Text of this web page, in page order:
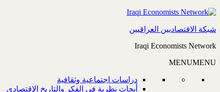
شبكة الاقتصاديين العراقيين
Iraqi Economists Network
MENUMENU
دراسات اجتماعية وثقافية
أبحاث نظرية في الفكر والتاريخ الإقتصادي